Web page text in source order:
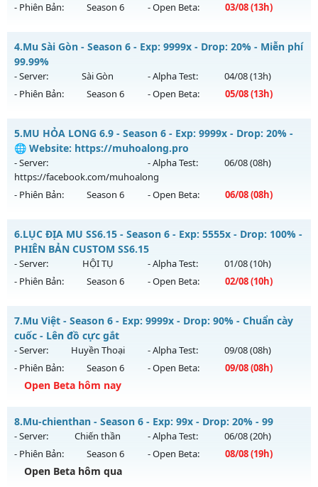
Exp: 500x - Drop: 20%
Thể loại: Mu Nguyên bản Webzen
Antihack: PRO
- Phiên Bản:
Season 6 - Open Beta: 03/08(13h)
Siêu phẩm SS6 2026 - Free set tân thủ, Đồ họa 60 fps
Mu mới ra tháng 08 2026 - Mở máy chủ
ngày 03/08/2626
Exp: 9999x - Drop: 90%
Thể loại: Mu Bán Đồ Full Trong Shop
Antihack: Anti Phoenix
4.Mu Sài Gòn - Season 6 - Exp: 9999x - Drop: 20% - Miễn phí
99.99%
- Server: Sài Gòn - Alpha Test: 04/08(13h)
- Phiên Bản:
Season 6 - Open Beta: 05/08(13h)
Mu Sài Gòn - Miễn phí 99.99%
Mu mới ra tháng 08 2026 - Mở máy chủ
ngày 05/08/2626
Exp: 9999x - Drop: 20%
Antihack: 8x
5.MU HỎA LONG 6.9 - Season 6 - Exp: 9999x - Drop: 20% -
🌐 Website: https://muhoalong.pro
- Server:
https://facebook.com/muhoalong
- Alpha Test: 06/08(08h)
- Phiên Bản: Season 6 - Open Beta: 06/08(08h)
Mu mới ra tháng 08 2026 - Mở máy chủ
https://facebook.com/muhoalongvào 08h ngày
06/08/2626
Kiểu reset: Non Reset
Thể loại: Mu Nguyên bản Webzen
Antihack: XShield
6.LỤC ĐỊA MU SS6.15 - Season 6 - Exp: 5555x - Drop: 100% -
PHIÊN BẢN CUSTOM SS6.15
- Server: HỘI TỤ - Alpha Test: 01/08(10h)
- Phiên Bản:
Season 6 - Open Beta: 02/08(10h)
LỤC ĐỊA MU SS6.15 - PHIÊN BẢN CUSTOM SS6.15
Mu mới ra tháng 08 2026 - Mở máy chủ
ngày 02/08/2626
Exp: 5555x - Drop: 100%
Kiểu reset: Reset In Game
Antihack: SPK
7.Mu Việt - Season 6 - Exp: 9999x - Drop: 90% - Chuẩn cày
cuốc - Lên đồ cực gắt
- Server: Huyền Thoại - Alpha Test: 09/08(08h)
- Phiên Bản:
Season 6 - Open Beta: 09/08(08h)
Open Beta hôm nay
Mu Việt - Chuẩn cày cuốc - Lên đồ cực gắt
Mu mới ra tháng 08 2026 - Mở máy chủ
Huyền Thoạivào
08h ngày 09/08/2626
Exp: 9999x - Drop: 90%
8.Mu-chienthan - Season 6 - Exp: 99x - Drop: 20% - 99
- Server: Chiến thần - Alpha Test: 06/08(20h)
- Phiên Bản:
Season 6 - Open Beta: 08/08(19h)
Open Beta hôm qua